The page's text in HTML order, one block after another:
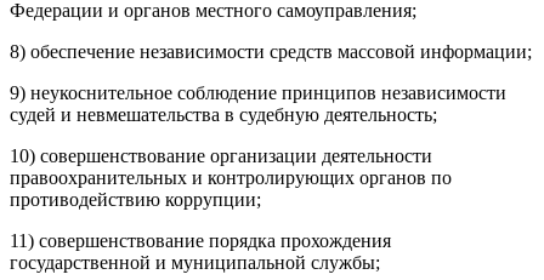
Федерации и органов местного самоуправления;
8) обеспечение независимости средств массовой информации;
9) неукоснительное соблюдение принципов независимости
судей и невмешательства в судебную деятельность;
10) совершенствование организации деятельности
правоохранительных и контролирующих органов по
противодействию коррупции;
11) совершенствование порядка прохождения
государственной и муниципальной службы;